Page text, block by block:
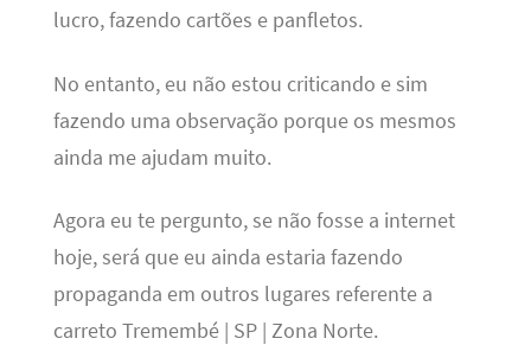
lucro, fazendo cartões e panfletos.
No entanto, eu não estou criticando e sim
fazendo uma observação porque os mesmos
ainda me ajudam muito.
Agora eu te pergunto, se não fosse a internet
hoje, será que eu ainda estaria fazendo
propaganda em outros lugares referente a
carreto Tremembé | SP | Zona Norte.